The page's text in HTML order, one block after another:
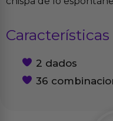
Características
2 dados
36